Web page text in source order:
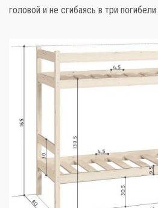
головой и не сгибаясь в три погибели.